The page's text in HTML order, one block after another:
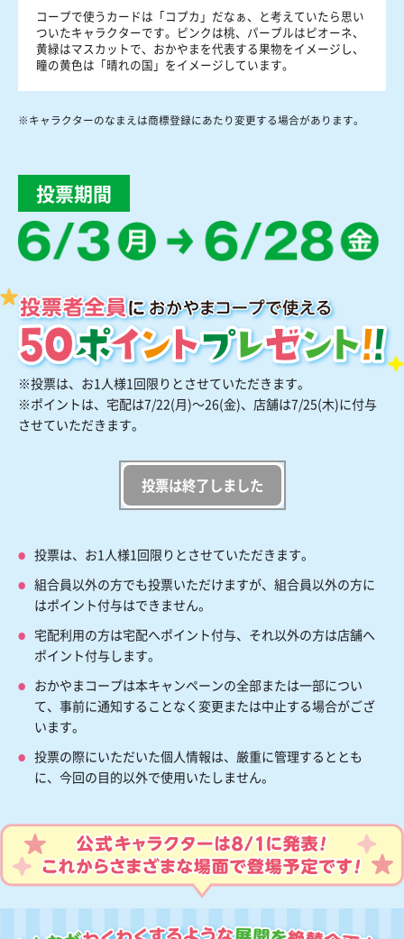
コープで使うカードは「コプカ」だなぁ、と考えていたら思い
ついたキャラクターです。ピンクは桃、パープルはピオーネ、
黄緑はマスカットで、おかやまを代表する果物をイメージし、
瞳の黄色は「晴れの国」をイメージしています。
※キャラクターのなまえは商標登録にあたり変更する場合があります。
投票期間
※投票は、お1人様1回限りとさせていただきます。
※ポイントは、宅配は7/22(月)〜26(金)、店舗は7/25(木)に付与
させていただきます。
投票は終了しました
投票は、お1人様1回限りとさせていただきます。
組合員以外の方でも投票いただけますが、組合員以外の方に
はポイント付与はできません。
宅配利用の方は宅配へポイント付与、それ以外の方は店舗へ
ポイント付与します。
おかやまコープは本キャンペーンの全部または一部につい
て、事前に通知することなく変更または中止する場合がござ
います。
投票の際にいただいた個人情報は、厳重に管理するととも
に、今回の目的以外で使用いたしません。